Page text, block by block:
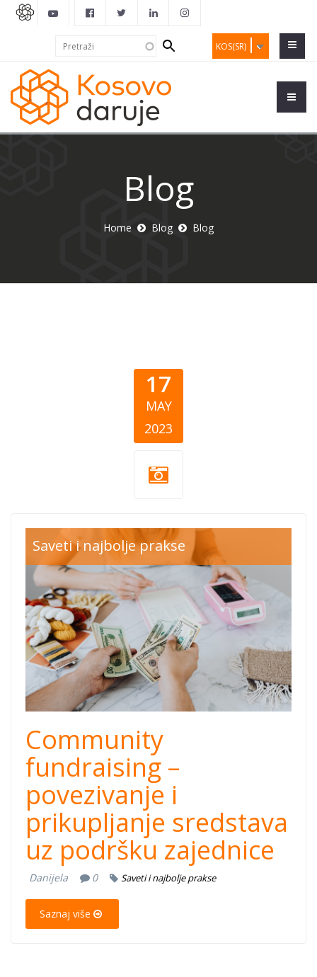
KOS(SR)
Search
form
Blog
Home Blog Blog
17
MAY
2023
cea-fr-models-
cover.png
Saveti i najbolje prakse
Community
fundraising –
povezivanje i
prikupljanje sredstava
uz podršku zajednice
Danijela 0 Saveti i najbolje prakse
Saznaj više